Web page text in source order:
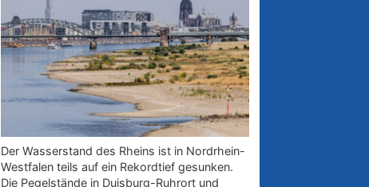
Der Wasserstand des Rheins ist in Nordrhein-
Westfalen teils auf ein Rekordtief gesunken.
Die Pegelstände in Duisburg-Ruhrort und